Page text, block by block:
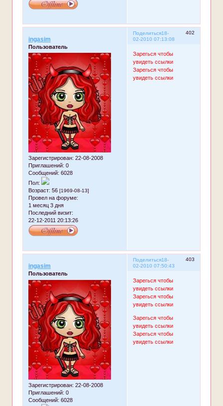
Поделиться 402
18-
02-2010 07:13:08
ingasim
Пользователь
Зарегистрирован: 22-08-2008
Приглашений: 0
Сообщений: 6028
Пол:
Возраст: 56 [1969-08-13]
Провел на форуме:
1 месяц 3 дня
Последний визит:
22-12-2011 20:13:26
Зарегься чтобы
увидеть ссылки
Зарегься чтобы
увидеть ссылки
Поделиться 403
18-
02-2010 07:50:43
ingasim
Пользователь
Зарегистрирован: 22-08-2008
Приглашений: 0
Сообщений: 6028
Зарегься чтобы
увидеть ссылки
Зарегься чтобы
увидеть ссылки
Зарегься чтобы
увидеть ссылки
Зарегься чтобы
увидеть ссылки